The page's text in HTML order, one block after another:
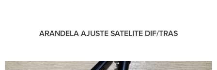
ARANDELA AJUSTE SATELITE DIF/TRAS